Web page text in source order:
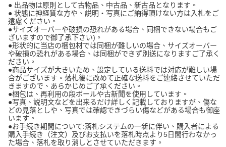
● 出品物は原則として古物品、中古品、新古品となります。
● 状態に神経質な方や、説明・写真にご納得頂けない方は入札をご
遠慮ください。
●サイズオーバーや破損の恐れがある場合、同梱できない場合もご
ざいますので御了承下さい)。
●形状的に当店の梱包材では同梱が難しいの場合、サイズオーバー
や破損の恐れがある場合、は同梱ができず別送になりますご了承く
ださい。
●商品サイズが大きいため、設定している送料では対応が難しい場
合がございます。落札後に改めて正確な送料をご連絡させていただ
きますので、あらかじめご了承ください。
●梱包は、再利用の段ボールや古新聞を使用しています。
●写真、説明文などを出来るだけ詳しく記載しておりますが、傷な
どの見落としや、写真では確認できづらい傷などがある場合も御座
います。
●お手続き期間について:落札システムの一新に伴い、購入者による
購入手続き（注文）及びお支払いを落札時点より5日間行わなかっ
た場合、落札を取り消しとさせていただきます。